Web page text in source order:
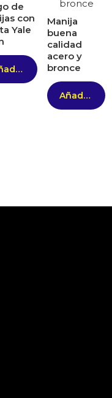
de
con
Yale
Añadir al carrito
Manija
buena
calidad
acero y
bronce
Añadir al carrito